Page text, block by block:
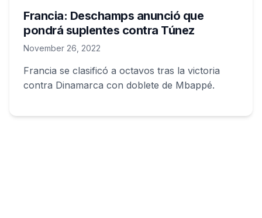
Francia: Deschamps anunció que
pondrá suplentes contra Túnez
November 26, 2022
Francia se clasificó a octavos tras la victoria
contra Dinamarca con doblete de Mbappé.